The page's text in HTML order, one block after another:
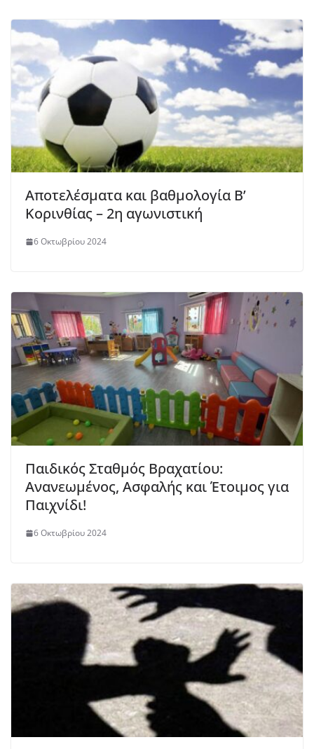
Αποτελέσματα και βαθμολογία Β’
Κορινθίας – 2η αγωνιστική
6 Οκτωβρίου 2024
Παιδικός Σταθμός Βραχατίου:
Ανανεωμένος, Ασφαλής και Έτοιμος για
Παιχνίδι!
6 Οκτωβρίου 2024